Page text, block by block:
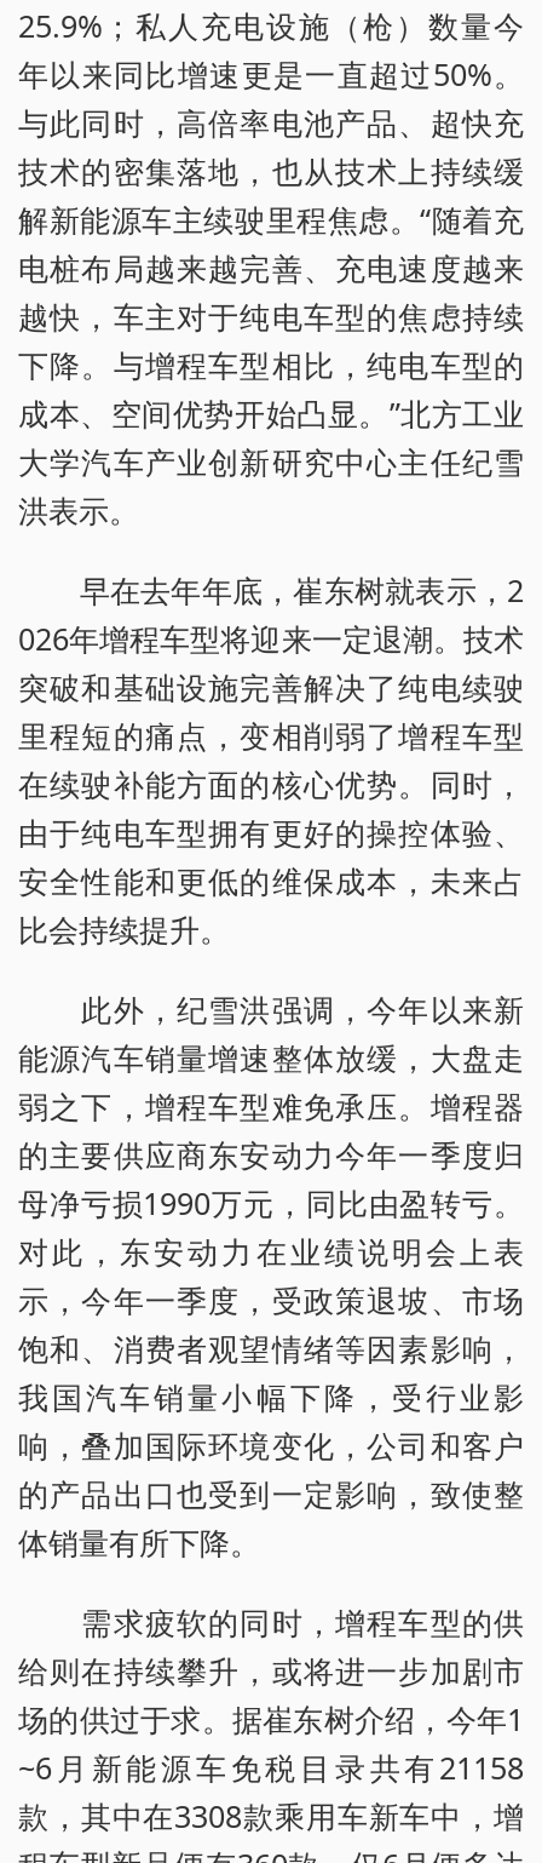
25.9%；私人充电设施（枪）数量今
年以来同比增速更是一直超过50%。
与此同时，高倍率电池产品、超快充
技术的密集落地，也从技术上持续缓
解新能源车主续驶里程焦虑。“随着充
电桩布局越来越完善、充电速度越来
越快，车主对于纯电车型的焦虑持续
下降。与增程车型相比，纯电车型的
成本、空间优势开始凸显。”北方工业
大学汽车产业创新研究中心主任纪雪
洪表示。
早在去年年底，崔东树就表示，2
026年增程车型将迎来一定退潮。技术
突破和基础设施完善解决了纯电续驶
里程短的痛点，变相削弱了增程车型
在续驶补能方面的核心优势。同时，
由于纯电车型拥有更好的操控体验、
安全性能和更低的维保成本，未来占
比会持续提升。
此外，纪雪洪强调，今年以来新
能源汽车销量增速整体放缓，大盘走
弱之下，增程车型难免承压。增程器
的主要供应商东安动力今年一季度归
母净亏损1990万元，同比由盈转亏。
对此，东安动力在业绩说明会上表
示，今年一季度，受政策退坡、市场
饱和、消费者观望情绪等因素影响，
我国汽车销量小幅下降，受行业影
响，叠加国际环境变化，公司和客户
的产品出口也受到一定影响，致使整
体销量有所下降。
需求疲软的同时，增程车型的供
给则在持续攀升，或将进一步加剧市
场的供过于求。据崔东树介绍，今年1
~6月新能源车免税目录共有21158
款，其中在3308款乘用车新车中，增